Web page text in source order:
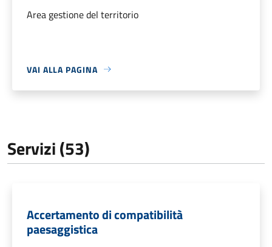
Area gestione del territorio
VAI ALLA PAGINA
Servizi (53)
Accertamento di compatibilità
paesaggistica